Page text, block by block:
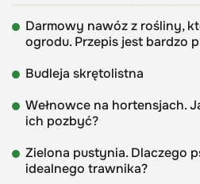
Darmowy nawóz z rośliny,
ogrodu. Przepis jest bardzo
Budleja skrętolistna
Wełnowce na hortensjach.
ich pozbyć?
Zielona pustynia. Dlaczego
idealnego trawnika?